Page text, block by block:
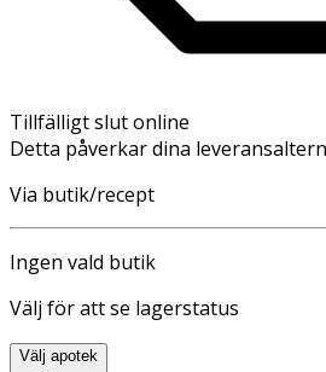
Tillfälligt slut online
Detta påverkar dina
Via butik/recept
Ingen vald butik
Välj för att se lagerstatus
Välj apotek